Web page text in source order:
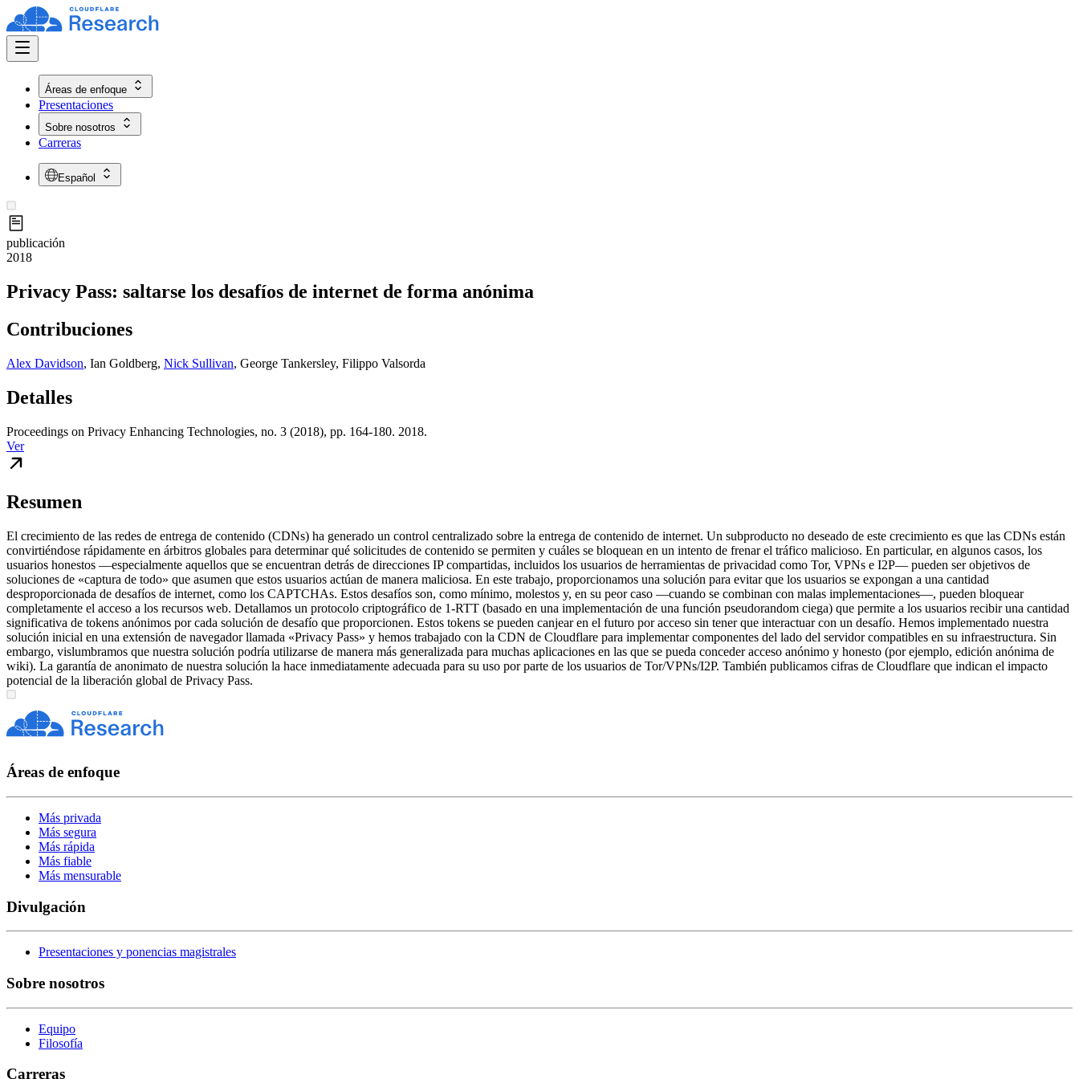
Áreas de enfoque
Presentaciones
Sobre nosotros
Carreras
Español
publicación
2018
Privacy Pass: saltarse los desafíos de internet de forma anónima
Contribuciones
Alex Davidson, Ian Goldberg, Nick Sullivan, George Tankersley, Filippo Valsorda
Detalles
Proceedings on Privacy Enhancing Technologies, no. 3 (2018), pp. 164-180. 2018.
Ver
Resumen
El crecimiento de las redes de entrega de contenido (CDNs) ha generado un control centralizado sobre la entrega de contenido de internet. Un subproducto no deseado de este crecimiento es que las CDNs están
convirtiéndose rápidamente en árbitros globales para determinar qué solicitudes de contenido se permiten y cuáles se bloquean en un intento de frenar el tráfico malicioso. En particular, en algunos casos, los
usuarios honestos —especialmente aquellos que se encuentran detrás de direcciones IP compartidas, incluidos los usuarios de herramientas de privacidad como Tor, VPNs e I2P— pueden ser objetivos de
soluciones de «captura de todo» que asumen que estos usuarios actúan de manera maliciosa. En este trabajo, proporcionamos una solución para evitar que los usuarios se expongan a una cantidad
desproporcionada de desafíos de internet, como los CAPTCHAs. Estos desafíos son, como mínimo, molestos y, en su peor caso —cuando se combinan con malas implementaciones—, pueden bloquear
completamente el acceso a los recursos web. Detallamos un protocolo criptográfico de 1-RTT (basado en una implementación de una función pseudorandom ciega) que permite a los usuarios recibir una cantidad
significativa de tokens anónimos por cada solución de desafío que proporcionen. Estos tokens se pueden canjear en el futuro por acceso sin tener que interactuar con un desafío. Hemos implementado nuestra
solución inicial en una extensión de navegador llamada «Privacy Pass» y hemos trabajado con la CDN de Cloudflare para implementar componentes del lado del servidor compatibles en su infraestructura. Sin
embargo, vislumbramos que nuestra solución podría utilizarse de manera más generalizada para muchas aplicaciones en las que se pueda conceder acceso anónimo y honesto (por ejemplo, edición anónima de
wiki). La garantía de anonimato de nuestra solución la hace inmediatamente adecuada para su uso por parte de los usuarios de Tor/VPNs/I2P. También publicamos cifras de Cloudflare que indican el impacto
potencial de la liberación global de Privacy Pass.
Áreas de enfoque
Más privada
Más segura
Más rápida
Más fiable
Más mensurable
Divulgación
Presentaciones y ponencias magistrales
Sobre nosotros
Equipo
Filosofía
Carreras